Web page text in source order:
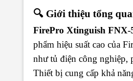
🔍 Giới thiệu tổng
FirePro Xtinguish FNX-
phẩm hiệu suất cao của
như tủ điện công nghiệp,
Thiết bị cung cấp khả